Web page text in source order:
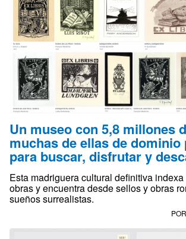
Un museo con 5,8 millones
muchas de ellas de dominio
para buscar, disfrutar y
Esta madriguera cultural definitiva
obras y encuentra desde sellos y obras
sueños surrealistas.
POR